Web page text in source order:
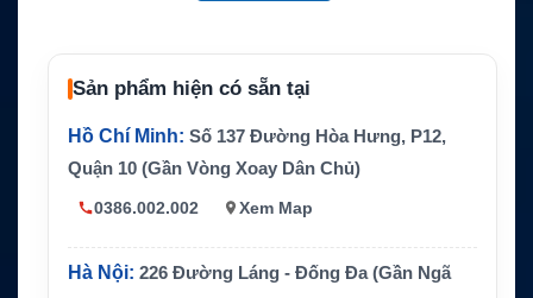
Nguồn vào bộ
sạc
Nguồn AC phù
100–240V AC qua adapter
ọng lượng
Nhiệt độ hoạt đ
Sản phẩm hiện có sẵn tại
Hồ Chí Minh: Số 137 Đường Hòa Hưng, P12,
Quận 10 (Gần Vòng Xoay Dân Chủ)
0386.002.002 Xem Map
Hà Nội: 226 Đường Láng - Đống Đa (Gần Ngã